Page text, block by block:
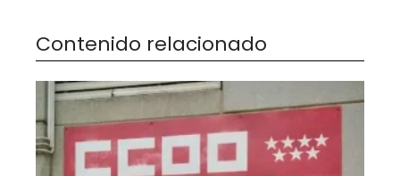
Contenido relacionado